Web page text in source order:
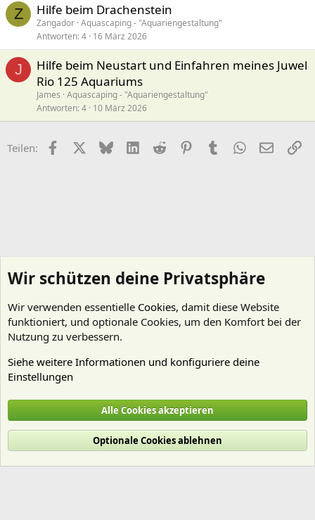
Z Hilfe beim Drachenstein
Zangador Aquascaping - "Aquariengestaltung"
Antworten 4 16 März 2026
J
Hilfe beim Neustart und Einfahren meines Juwel
Rio 125 Aquariums
James Aquascaping - "Aquariengestaltung"
Antworten 4 10 März 2026
Teilen: FacebookX (Twitter)
BlueskyLinkedIn
Reddit PinterestTumblr WhatsApp
E-Mail
Cookies
Deutsch (Du)
Nutzungsbedingungen
Datenschutz Hilfe und Impressum
R
Wir schützen deine Privatsphäre
Wir verwenden essentielle Cookies, damit diese Website
funktioniert, und optionale Cookies, um den Komfort bei der
Nutzung zu verbessern.
Siehe weitere Informationen und konfiguriere deine
Einstellungen
Alle Cookies akzeptieren
Optionale Cookies ablehnen